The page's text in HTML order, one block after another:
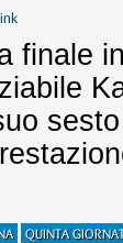
finale
QUINTA